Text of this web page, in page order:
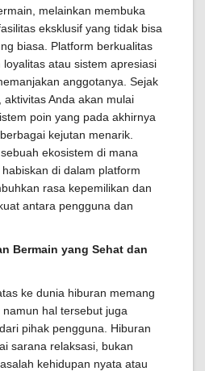
melainkan membuka
eksklusif yang tidak bisa
biasa. Platform berkualitas
atau sistem apresiasi
anggotanya. Sejak
Anda akan mulai
poin yang pada akhirnya
kejutan menarik.
ekosistem di mana
di dalam platform
rasa kepemilikan dan
antara pengguna dan
Bermain yang Sehat dan
ke dunia hiburan memang
hal tersebut juga
pihak pengguna. Hiburan
sarana relaksasi, bukan
kehidupan nyata atau